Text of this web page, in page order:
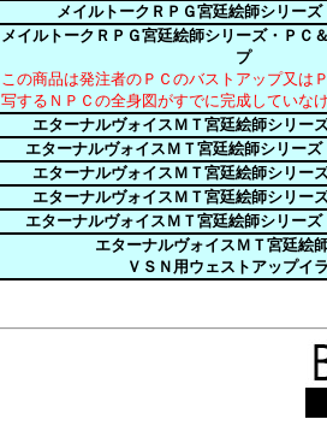
メイルトークＲＰＧ宮廷絵師シリー
メイルトークＲＰＧ宮廷絵師シリーズ・ＰＣ
プ
この商品は発注者のＰＣのバストアップ又は
写するＮＰＣの全身図がすでに完成していな
エターナルヴォイスＭＴ宮廷絵師シリー
エターナルヴォイスＭＴ宮廷絵師シリー
エターナルヴォイスＭＴ宮廷絵師シリー
エターナルヴォイスＭＴ宮廷絵師シリー
エターナルヴォイスＭＴ宮廷絵師シリー
エターナルヴォイスＭＴ宮廷絵
ＶＳＮ用ウェストアップイ